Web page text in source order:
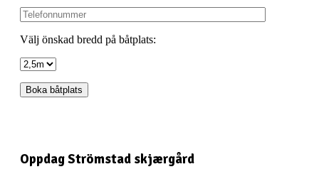
Välj önskad bredd på båtplats:
Oppdag Strömstad skjærgård